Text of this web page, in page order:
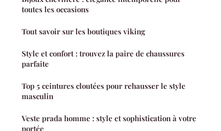
toutes les occasions
Tout savoir sur les boutiques viking
Style et confort : trouvez la paire de chaussures
parfaite
Top 5 ceintures cloutées pour rehausser le style
masculin
Veste prada homme : style et sophistication à votre
portée